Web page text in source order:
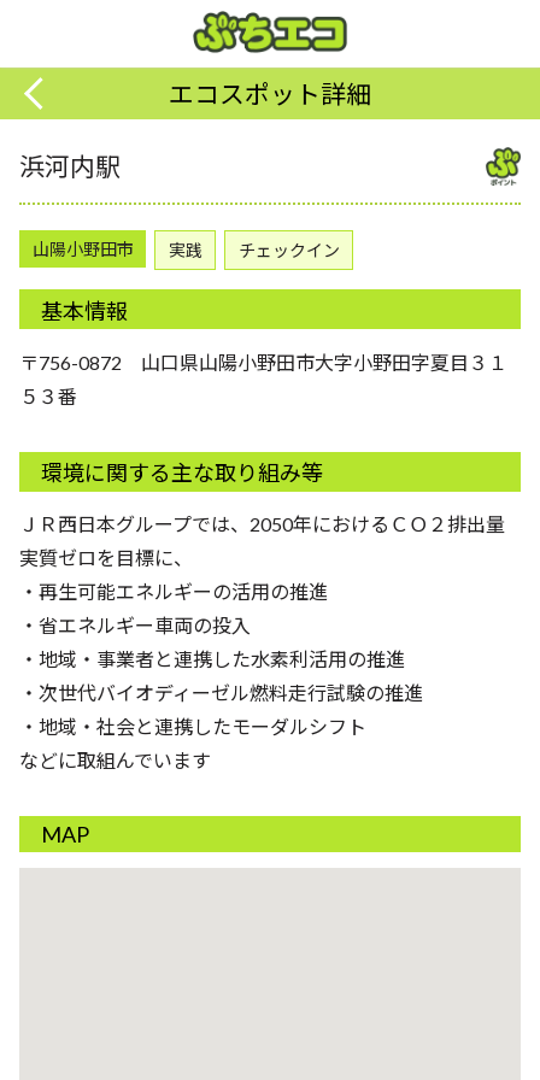
エコスポット詳細
浜河内駅
山陽小野田市 実践 チェックイン
基本情報
〒756-0872 山口県山陽小野田市大字小野田字夏目３１
５３番
環境に関する主な取り組み等
ＪＲ西日本グループでは、2050年におけるＣＯ２排出量
実質ゼロを目標に、
・再生可能エネルギーの活用の推進
・省エネルギー車両の投入
・地域・事業者と連携した水素利活用の推進
・次世代バイオディーゼル燃料走行試験の推進
・地域・社会と連携したモーダルシフト
などに取組んでいます
MAP